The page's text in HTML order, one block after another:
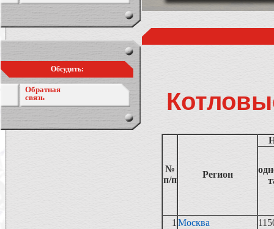
Обсудить:
Обратная
связь
№
п/п
Регион
1 Москва